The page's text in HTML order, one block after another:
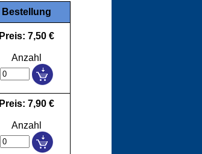
Bestellung
Preis: 7,50 €
Anzahl
Preis: 7,90 €
Anzahl